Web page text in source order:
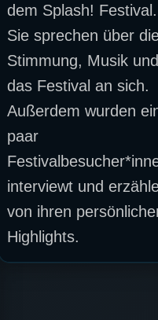
dem Splash! Festival.
Sie sprechen über
Stimmung, Musik und
das Festival an sich.
Außerdem wurden
paar
interviewt und
von ihren
Highlights.